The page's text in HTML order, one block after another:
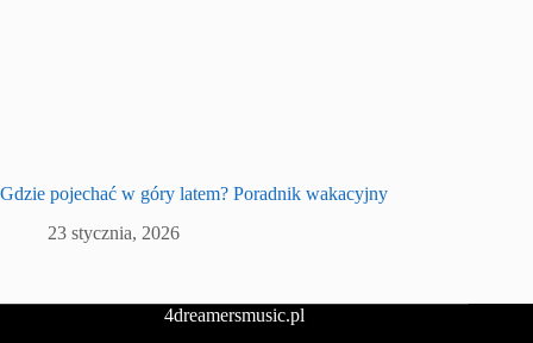
Gdzie pojechać w góry latem? Poradnik wakacyjny
23 stycznia, 2026
4dreamersmusic.pl